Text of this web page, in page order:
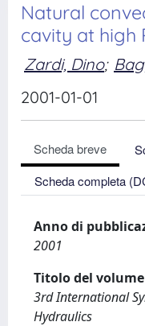
Natural
cavity at high
Zardi, Dino;
2001-01-01
Scheda breve
Scheda completa
Anno di
2001
Titolo del
3rd International
Hydraulics